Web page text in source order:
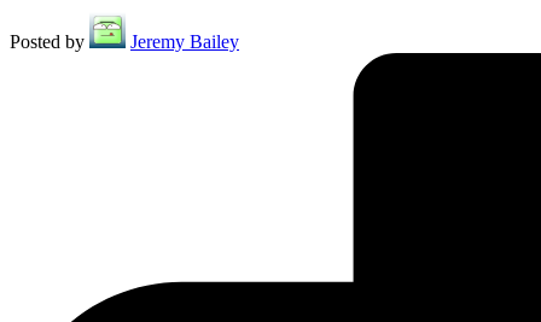
Posted by Jeremy Bailey